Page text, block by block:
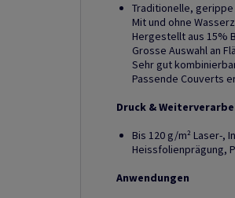
Traditionelle,
Mit und ohne
Hergestellt aus 15%
Grosse Auswahl an
Sehr gut
Passende Couverts
Druck &
Bis 120 g/m² Laser-,
Heissfolienprägung,
Anwendungen